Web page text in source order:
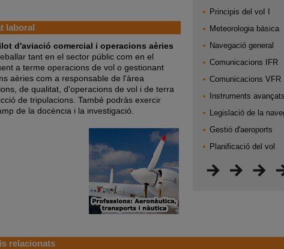
laboral
d'aviació comercial i operacions aèries
tant en el sector públic com en el
a terme operacions de vol o gestionant
aèries com a responsable de l'àrea
de qualitat, d'operacions de vol i de terra
de tripulacions. També podràs exercir
de la docència i la investigació.
Principis del voI I
Meteorologia bàsica
Navegació general
Comunicacions IFR
Comunicacions VFR
Instruments
Legislació de la
Gestió d'aeroports
Planificació del vol
relacionats